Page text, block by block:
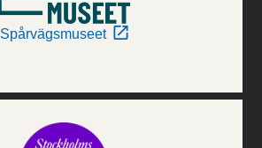
Spårvägsmuseet